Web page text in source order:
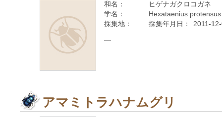
和名：
ヒゲナガクロコガネ
学名：
Hexataenius
採集地：
採集年月日： 2011-
—
アマミトラハナムグリ